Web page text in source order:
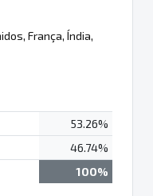
França, Índia,
53.26%
46.74%
100%